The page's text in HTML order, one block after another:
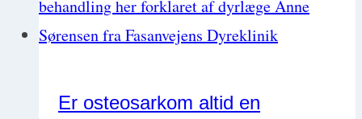
Er osteosarkom altid en